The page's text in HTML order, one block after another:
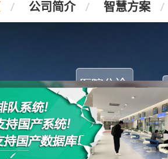
公司简介 智慧方案